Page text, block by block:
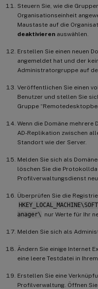
Steuern Sie, wie die
Organisationseinheit
Maustaste auf die
deaktivieren auswählen.
Erstellen Sie einen neuen
angemeldet hat und der
Administratorgruppe auf
Veröffentlichen Sie einen
Benutzer und stellen Sie
Gruppe
Wenn die Domäne mehrere
AD-Replikation zwischen
Standort wie der Server.
Melden Sie sich als
löschen Sie die
Profilverwaltungsdienst
Überprüfen Sie die
anager\
nur Werte für Ihr
Melden Sie sich als
Ändern Sie einige Internet
eine leere Testdatei in
Erstellen Sie eine
Profilverwaltung. Öffnen